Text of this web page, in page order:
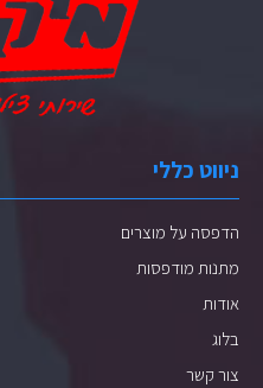
ניווט כללי
הדפסה על מוצרים
מתנות מודפסות
אודות
בלוג
צור קשר